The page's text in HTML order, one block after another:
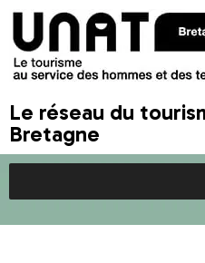
Le réseau du
Bretagne